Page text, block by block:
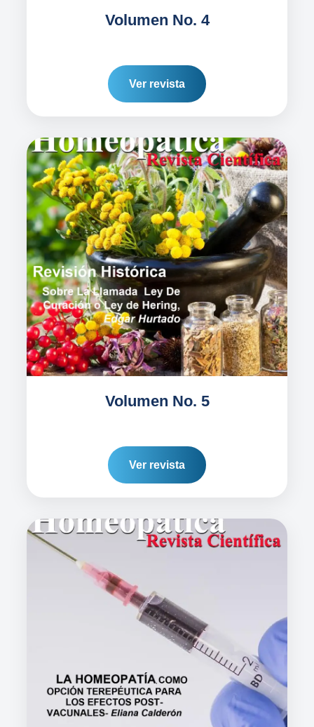
Volumen No. 4
Ver revista
Volumen No. 5
Ver revista